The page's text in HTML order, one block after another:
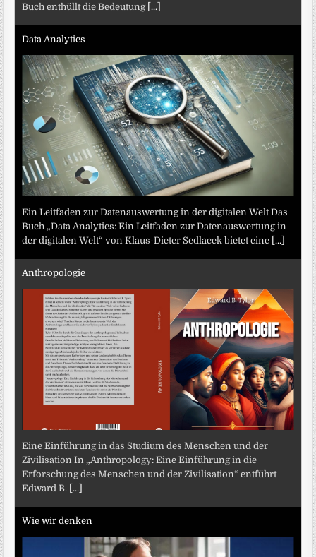
Buch enthüllt die Bedeutung [...]
Data Analytics
Ein Leitfaden zur Datenauswertung in der digitalen Welt Das
Buch „Data Analytics: Ein Leitfaden zur Datenauswertung in
der digitalen Welt“ von Klaus-Dieter Sedlacek bietet eine [...]
Anthropologie
Eine Einführung in das Studium des Menschen und der
Zivilisation In „Anthropology: Eine Einführung in die
Erforschung des Menschen und der Zivilisation“ entführt
Edward B. [...]
Wie wir denken